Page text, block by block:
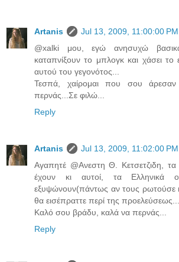
Artanis
Jul 13, 2009, 11:00:00 PM
@xalki μου, εγώ ανησυχώ
καταπνίξουν το μπλογκ και χάσει
αυτού του γεγονότος...
Τεσπά, χαίρομαι που σου
περνάς...Σε φιλώ...
Reply
Artanis
Jul 13, 2009, 11:02:00 PM
Αγαπητέ @Ανεστη Θ. Κετσετζιδη,
έχουν κι αυτοί, τα Ελληνικά
εξυψώνουν(πάντως αν τους ρωτούσε
θα εισέπραττε περί της
Καλό σου βράδυ, καλά να περνάς...
Reply